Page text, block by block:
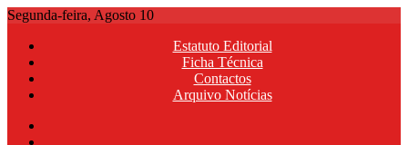
Skip
content
Segunda-feira, Agosto 10
Estatuto Editorial
Ficha Técnica
Contactos
Arquivo Notícias